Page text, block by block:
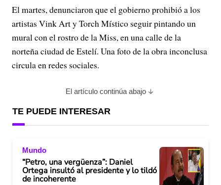
El martes, denunciaron que el gobierno prohibió a los
artistas Vink Art y Torch Místico seguir pintando un
mural con el rostro de la Miss, en una calle de la
norteña ciudad de Estelí. Una foto de la obra inconclusa
circula en redes sociales.
El artículo continúa abajo
TE PUEDE INTERESAR
Mundo
“Petro, una vergüenza”: Daniel
Ortega insultó al presidente y lo tildó
de incoherente